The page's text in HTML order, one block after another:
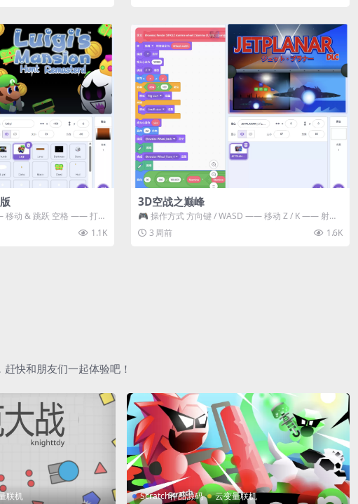
动 & 跳跃 空格 —— 打开
1.1K
3D空战之巅峰
🎮 操作方式 方向键 / WASD —— 移动 Z / K —— 射击 /
攻击...
3 周前 1.6K
快和朋友们一起体验吧！
联机 Scratch作品源码 云变量联机